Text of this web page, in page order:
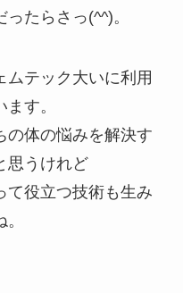
たらさっ(^^)。
ムテック大いに利用
す。
の体の悩みを解決す
思うけれど
て役立つ技術も生み